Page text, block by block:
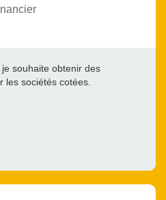
souhaite obtenir des
les sociétés cotées.